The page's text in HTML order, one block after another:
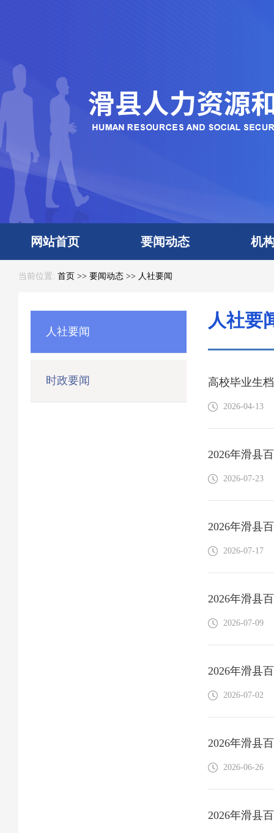
网站首页 要闻动态 机
当前位置: 首页 >> 要闻动态 >> 人社要闻
人社要闻
时政要闻
人社要
高校毕业生
2026-04-13
2026年滑县
2026-07-23
2026年滑县
2026-07-17
2026年滑县
2026-07-09
2026年滑县
2026-07-02
2026年滑县
2026-06-26
2026年滑县